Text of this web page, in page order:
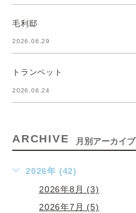
毛利邸
2026.06.29
トランペット
2026.06.24
ARCHIVE 月別アーカイブ
2026年 (42)
2026年8月 (3)
2026年7月 (5)